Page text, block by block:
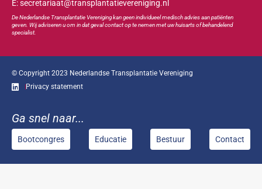
E: secretariaat@transplantatievereniging.nl
De Nederlandse Transplantatie Vereniging kan geen individueel medisch advies aan patiënten
geven. Wij adviseren u om in dat geval contact op te nemen met uw huisarts of behandelend
specialist.
© Copyright 2023 Nederlandse Transplantatie Vereniging
Privacy statement
Ga snel naar...
Bootcongres Educatie Bestuur Contact